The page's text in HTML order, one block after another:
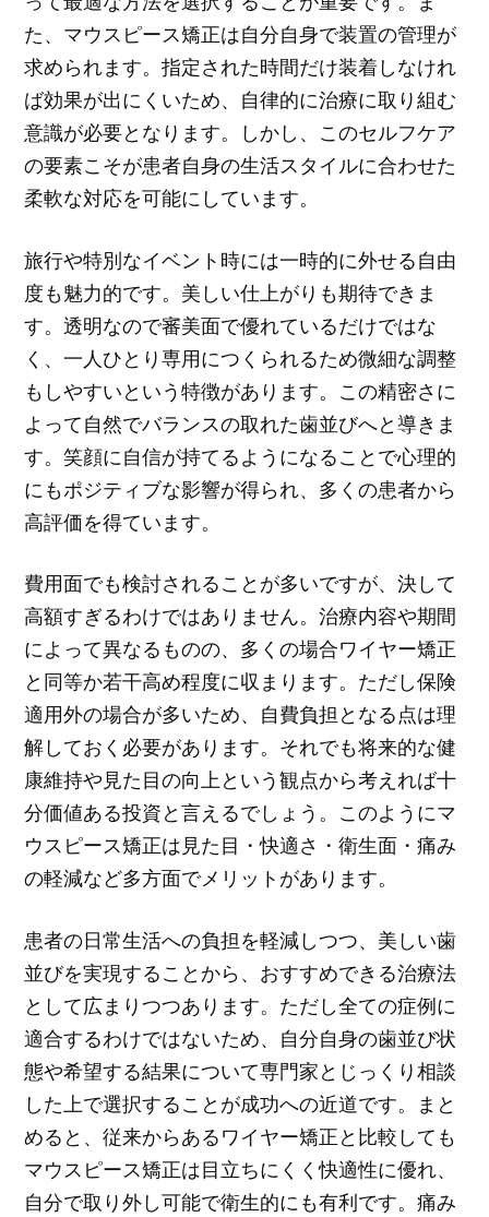
た、マウスピース矯正は自分自身で装置の管理が
求められます。指定された時間だけ装着しなけれ
ば効果が出にくいため、自律的に治療に取り組む
意識が必要となります。しかし、このセルフケア
の要素こそが患者自身の生活スタイルに合わせた
柔軟な対応を可能にしています。
旅行や特別なイベント時には一時的に外せる自由
度も魅力的です。美しい仕上がりも期待できま
す。透明なので審美面で優れているだけではな
く、一人ひとり専用につくられるため微細な調整
もしやすいという特徴があります。この精密さに
よって自然でバランスの取れた歯並びへと導きま
す。笑顔に自信が持てるようになることで心理的
にもポジティブな影響が得られ、多くの患者から
高評価を得ています。
費用面でも検討されることが多いですが、決して
高額すぎるわけではありません。治療内容や期間
によって異なるものの、多くの場合ワイヤー矯正
と同等か若干高め程度に収まります。ただし保険
適用外の場合が多いため、自費負担となる点は理
解しておく必要があります。それでも将来的な健
康維持や見た目の向上という観点から考えれば十
分価値ある投資と言えるでしょう。このようにマ
ウスピース矯正は見た目・快適さ・衛生面・痛み
の軽減など多方面でメリットがあります。
患者の日常生活への負担を軽減しつつ、美しい歯
並びを実現することから、おすすめできる治療法
として広まりつつあります。ただし全ての症例に
適合するわけではないため、自分自身の歯並び状
態や希望する結果について専門家とじっくり相談
した上で選択することが成功への近道です。まと
めると、従来からあるワイヤー矯正と比較しても
マウスピース矯正は目立ちにくく快適性に優れ、
自分で取り外し可能で衛生的にも有利です。痛み